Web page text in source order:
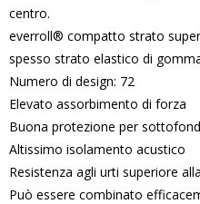
centro.
everroll® compatto strato
spesso strato elastico di
Numero di design: 72
Elevato assorbimento di forza
Buona protezione per
Altissimo isolamento acustico
Resistenza agli urti superiore
Può essere combinato